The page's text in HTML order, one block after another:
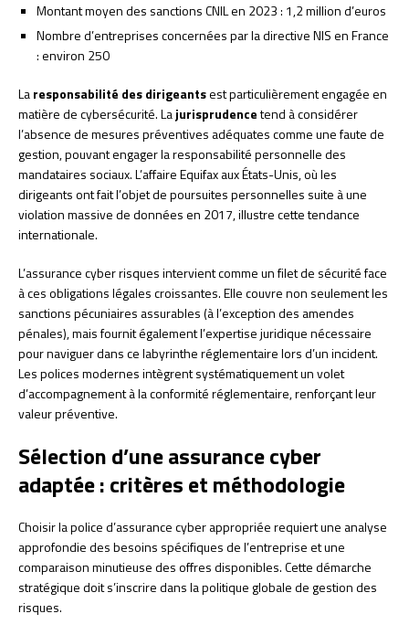
Montant moyen des sanctions CNIL en 2023 : 1,2 million d’euros
Nombre d’entreprises concernées par la directive NIS en France
: environ 250
Laresponsabilité des dirigeantsest particulièrement engagée en
matière de cybersécurité. Lajurisprudencetend à considérer
l’absence de mesures préventives adéquates comme une faute de
gestion, pouvant engager la responsabilité personnelle des
mandataires sociaux. L’affaire Equifax aux États-Unis, où les
dirigeants ont fait l’objet de poursuites personnelles suite à une
violation massive de données en 2017, illustre cette tendance
internationale.
L’assurance cyber risques intervient comme un filet de sécurité face
à ces obligations légales croissantes. Elle couvre non seulement les
sanctions pécuniaires assurables (à l’exception des amendes
pénales), mais fournit également l’expertise juridique nécessaire
pour naviguer dans ce labyrinthe réglementaire lors d’un incident.
Les polices modernes intègrent systématiquement un volet
d’accompagnement à la conformité réglementaire, renforçant leur
valeur préventive.
Sélection d’une assurance cyber
adaptée : critères et méthodologie
Choisir la police d’assurance cyber appropriée requiert une analyse
approfondie des besoins spécifiques de l’entreprise et une
comparaison minutieuse des offres disponibles. Cette démarche
stratégique doit s’inscrire dans la politique globale de gestion des
risques.